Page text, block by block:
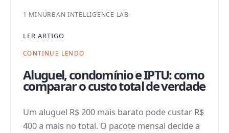
1 MINURBAN INTELLIGENCE LAB
LER ARTIGO
CONTINUE LENDO
Aluguel, condomínio e IPTU: como
comparar o custo total de verdade
Um aluguel R$ 200 mais barato pode custar R$
400 a mais no total. O pacote mensal decide a